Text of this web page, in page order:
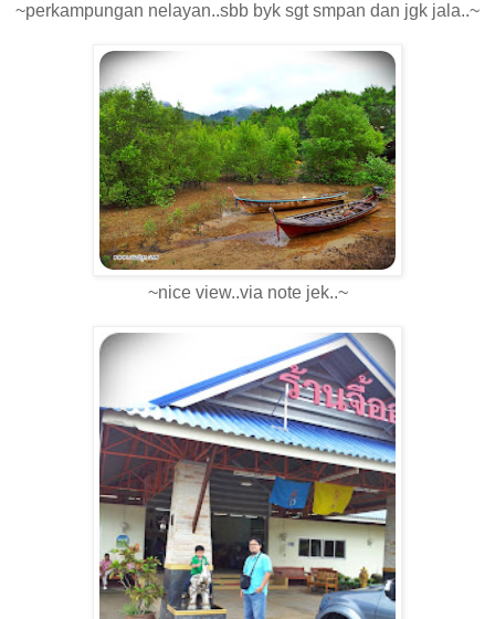
~perkampungan nelayan..sbb byk sgt smpan dan jgk jala..~
~nice view..via note jek..~